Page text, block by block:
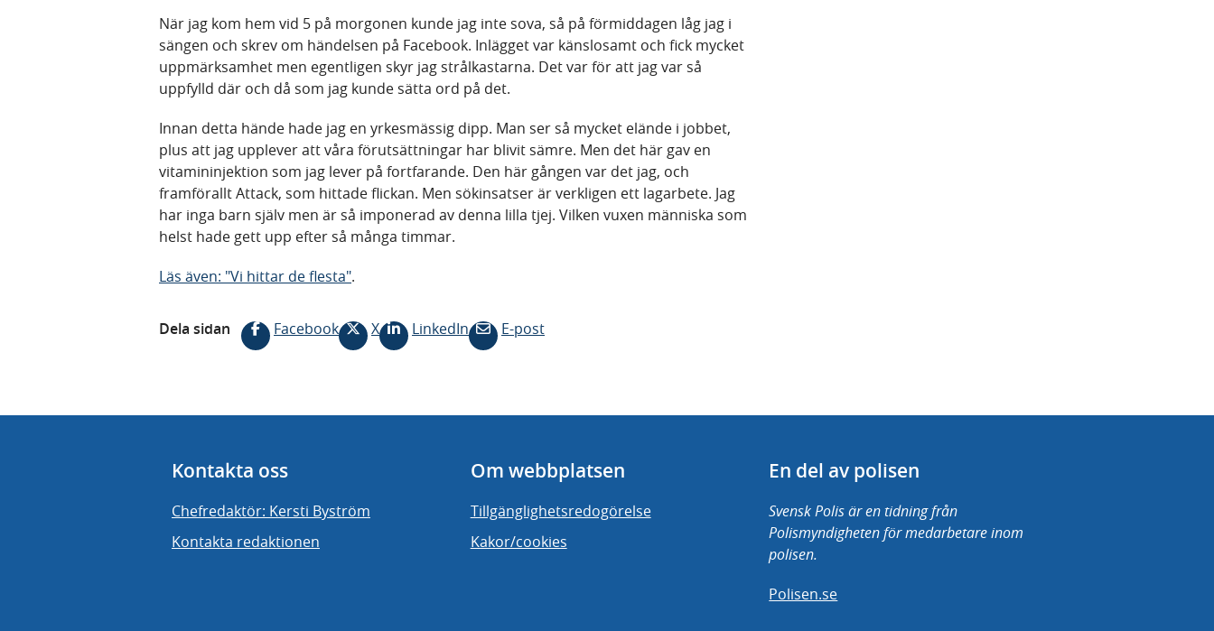
När jag kom hem vid 5 på morgonen kunde jag inte sova, så på förmiddagen låg jag i
sängen och skrev om händelsen på Facebook. Inlägget var känslosamt och fick mycket
uppmärksamhet men egentligen skyr jag strålkastarna. Det var för att jag var så
uppfylld där och då som jag kunde sätta ord på det.
Innan detta hände hade jag en yrkesmässig dipp. Man ser så mycket elände i jobbet,
plus att jag upplever att våra förutsättningar har blivit sämre. Men det här gav en
vitamininjektion som jag lever på fortfarande. Den här gången var det jag, och
framförallt Attack, som hittade flickan. Men sökinsatser är verkligen ett lagarbete. Jag
har inga barn själv men är så imponerad av denna lilla tjej. Vilken vuxen människa som
helst hade gett upp efter så många timmar.
Läs även: "Vi hittar de flesta".
Dela sidan Facebook X LinkedIn E-post
Kontakta oss
Chefredaktör: Kersti Byström
Kontakta redaktionen
Om webbplatsen
Tillgänglighetsredogörelse
Kakor/cookies
En del av polisen
Svensk Polis är en tidning från
Polismyndigheten för medarbetare inom
polisen.
Polisen.se